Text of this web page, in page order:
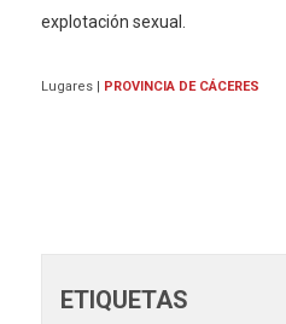
explotación sexual.
Lugares PROVINCIA DE CÁCERES
ETIQUETAS